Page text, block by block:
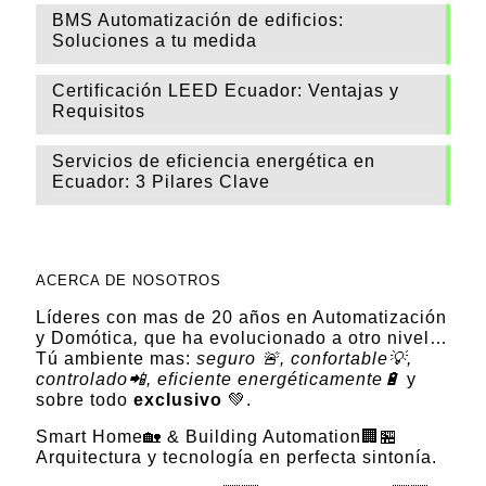
BMS Automatización de edificios:
Soluciones a tu medida
Certificación LEED Ecuador: Ventajas y
Requisitos
Servicios de eficiencia energética en
Ecuador: 3 Pilares Clave
ACERCA DE NOSOTROS
Líderes con mas de 20 años en Automatización
y Domótica, que ha evolucionado a otro nivel…
Tú ambiente mas: seguro 🚨, confortable💡,
controlado📲, eficiente energéticamente🔋 y
sobre todo exclusivo 💚.
Smart Home🏡 & Building Automation🏢🏪
Arquitectura y tecnología en perfecta sintonía.